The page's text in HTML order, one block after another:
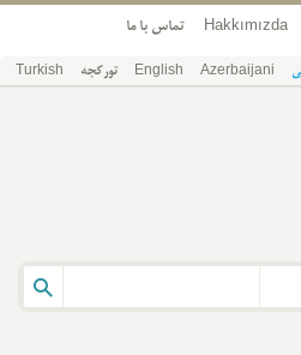
Hakkımızda تماس با ما
Azerbaijani
English تورکجه Turkish